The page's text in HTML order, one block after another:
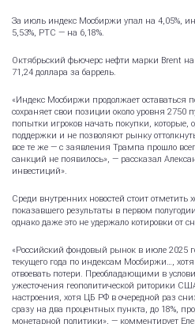
За июль индекс Мосбиржи упал на 4,05%,
5,53%, РТС — на 6,18%.
Октябрьский фьючерс нефти марки Brent на
71,24 доллара за баррель.
«Индекс Мосбиржи продолжает оставаться
сохраняет свои позиции около уровня
попытки игроков начать покупки, которые,
поддержки и не позволяют рынку
все те же — с заявления Трампа прошло
санкций не появилось», — рассказал
инвестиций».
Среди внутренних новостей стоит отметить
показавшего результаты в первом
однако даже это не удержало котировки от
«Российский фондовый рынок в июле 2025
текущего года по индексам Мосбиржи…,
отвоевать потери. Преобладающими в
ужесточения геополитической риторики
настроения, хотя ЦБ РФ в очередной раз
сразу на два процентных пункта, до 18%,
монетарной политики», — комментирует